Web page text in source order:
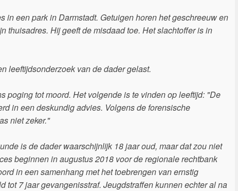
in een park in Darmstadt. Getuigen horen het geschreeuw en
thuisadres. Hij geeft de misdaad toe. Het slachtoffer is in
leeftijdsonderzoek van de dader gelast.
tot moord. Het volgende is te vinden op leeftijd: "De
in een deskundig advies. Volgens de forensische
niet zeker."
is de dader waarschijnlijk 18 jaar oud, maar dat zou niet
beginnen in augustus 2018 voor de regionale rechtbank
in een samenhang met het toebrengen van ernstig
7 jaar gevangenisstraf. Jeugdstraffen kunnen echter al na